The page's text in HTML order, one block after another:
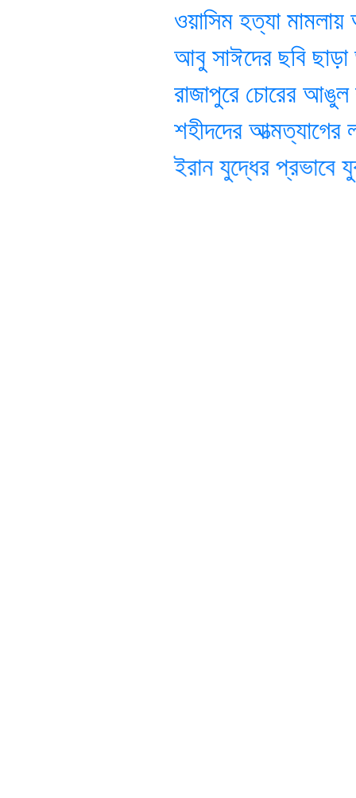
ওয়াসিম হত্যা মামলায়
আবু সাঈদের ছবি ছাড়া
রাজাপুরে চোরের আঙুল
শহীদদের আত্মত্যাগের
ইরান যুদ্ধের প্রভাবে